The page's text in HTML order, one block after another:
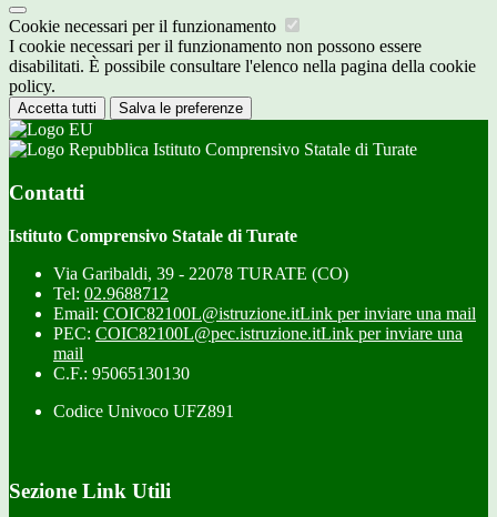
Cookie necessari per il funzionamento
I cookie necessari per il funzionamento non possono essere
disabilitati. È possibile consultare l'elenco nella pagina della cookie
policy.
Accetta tutti Salva le preferenze
Istituto Comprensivo Statale di Turate
Contatti
Istituto Comprensivo Statale di Turate
Via Garibaldi, 39 - 22078 TURATE (CO)
Tel: 02.9688712
Email: COIC82100L@istruzione.itLink per inviare una mail
PEC: COIC82100L@pec.istruzione.itLink per inviare una
mail
C.F.: 95065130130
Codice Univoco UFZ891
Sezione Link Utili